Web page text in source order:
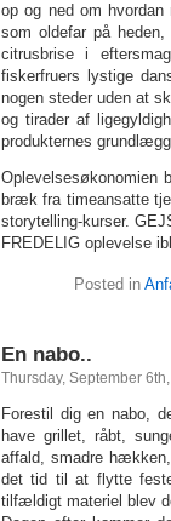
op og ned om hvordan
som oldefar på
citrusbrise i
fiskerfruers lystige
nogen steder uden at
og tirader af
produkternes
bræk fra timeansatte
storytelling-kurser.
FREDELIG oplevelse
Posted in
En nabo..
Thursday, September
Forestil dig en nabo,
have grillet, råbt,
affald, smadre
det tid til at flytte
tilfældigt materiel blev